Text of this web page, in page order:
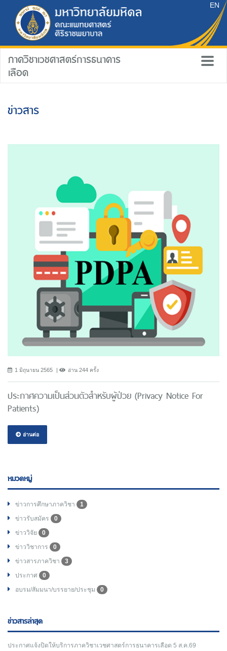
EN
ภาควิชาเวชศาสตร์การธนาคาร
เลือด
ข่าวสาร
1 มิถุนายน 2565 อ่าน 244 ครั้ง
ประกาศความเป็นส่วนตัวสำหรับผู้ป่วย (Privacy Notice For
Patients)
อ่านต่อ
หมวดหมู่
ข่าวการศึกษาภาควิชา
1
ข่าวรับสมัคร
0
ข่าววิจัย
0
ข่าววิชาการ
0
ข่าวสารภาควิชา
3
ประกาศ
0
อบรม/สัมมนา/บรรยาย/ประชุม
0
ข่าวสารล่าสุด
ประกาศแจ้งปิดให้บริการภาควิชาเวชศาสตร์การธนาคารเลือด 5 ส.ค.69